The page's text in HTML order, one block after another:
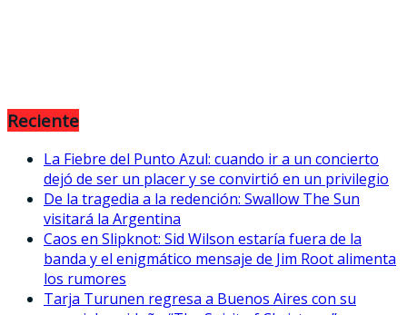
Reciente
La Fiebre del Punto Azul: cuando ir a un concierto
dejó de ser un placer y se convirtió en un privilegio
De la tragedia a la redención: Swallow The Sun
visitará la Argentina
Caos en Slipknot: Sid Wilson estaría fuera de la
banda y el enigmático mensaje de Jim Root alimenta
los rumores
Tarja Turunen regresa a Buenos Aires con su